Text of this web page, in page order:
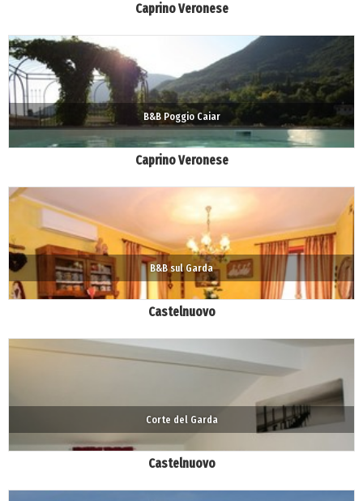
Caprino Veronese
B&B Poggio Caiar
Caprino Veronese
B&B sul Garda
Castelnuovo
Corte del Garda
Castelnuovo